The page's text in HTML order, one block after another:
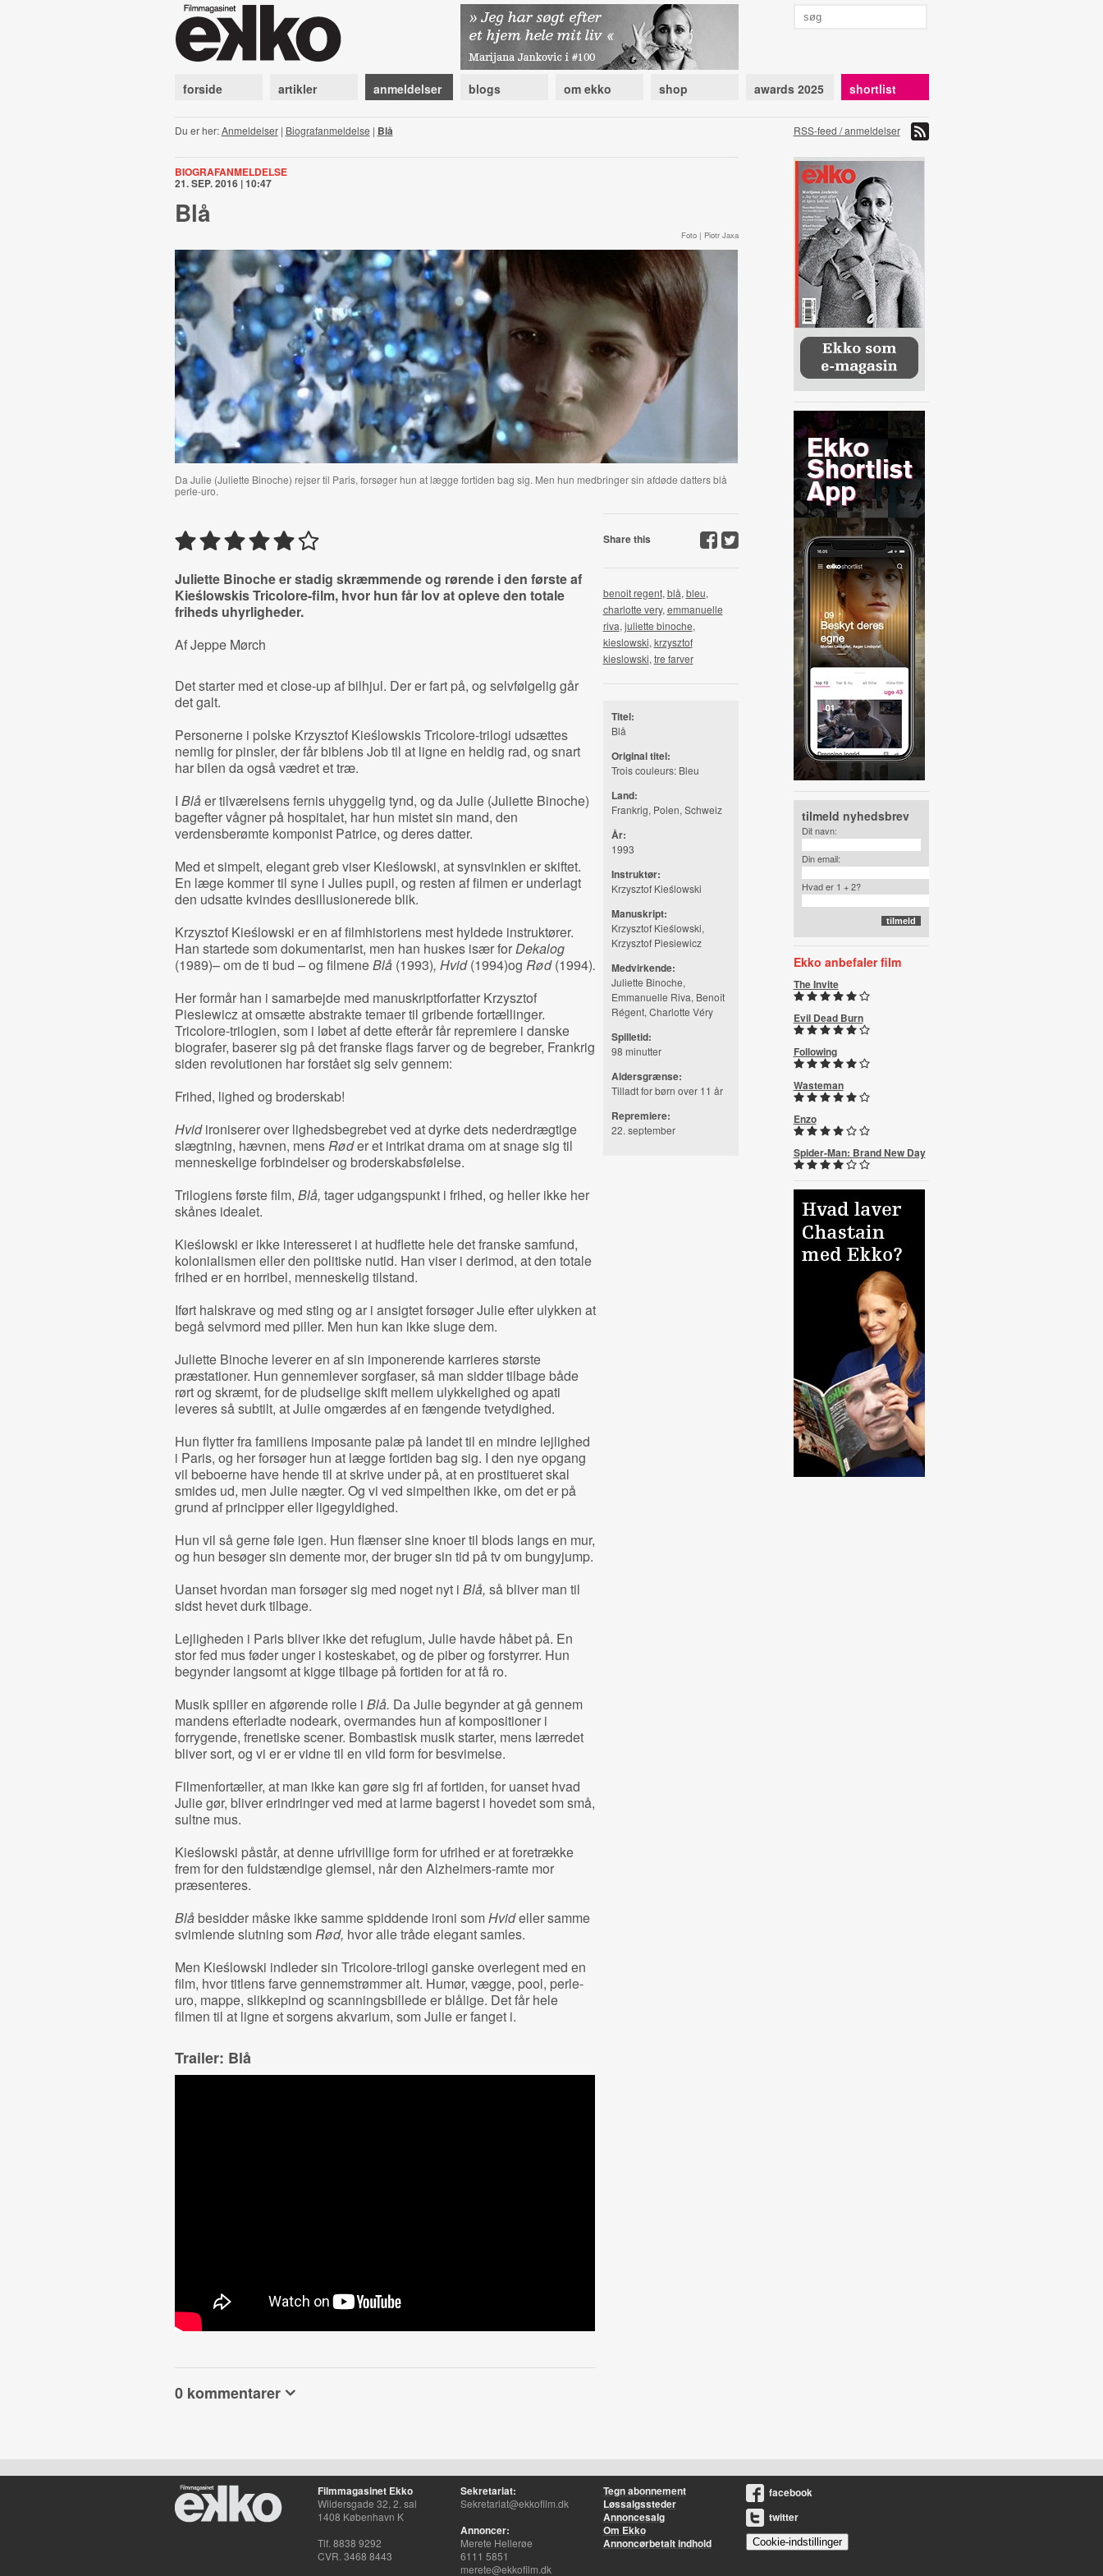
forside artikler anmeldelser blogs om ekko shop awards 2025 shortlist
Du er her:Anmeldelser| Biografanmeldelse | Blå RSS-feed / anmeldelser
BIOGRAFANMELDELSE
21. SEP. 2016 | 10:47
Blå
Foto | Piotr Jaxa
Da Julie (Juliette Binoche) rejser til Paris, forsøger hun at lægge fortiden bag sig. Men hun medbringer sin afdøde datters blå
perle-uro.
Juliette Binoche er stadig skræmmende og rørende i den første af
Kieślowskis Tricolore-film, hvor hun får lov at opleve den totale
friheds uhyrligheder.
Af Jeppe Mørch
Det starter med et close-up af bilhjul. Der er fart på, og selvfølgelig går
det galt.
Personerne i polske Krzysztof Kieślowskis Tricolore-trilogi udsættes
nemlig for pinsler, der får biblens Job til at ligne en heldig rad, og snart
har bilen da også vædret et træ.
I Blåer tilværelsens fernis uhyggelig tynd, og da Julie (Juliette Binoche)
bagefter vågner på hospitalet, har hun mistet sin mand, den
verdensberømte komponist Patrice, og deres datter.
Med et simpelt, elegant greb viser Kieślowski, at synsvinklen er skiftet.
En læge kommer til syne i Julies pupil, og resten af filmen er underlagt
den udsatte kvindes desillusionerede blik.
Krzysztof Kieślowski er en af filmhistoriens mest hyldede instruktører.
Han startede som dokumentarist, men han huskes især forDekalog
(1989)– om de ti bud ­– og filmeneBlå (1993), Hvid(1994)og Rød(1994).
Her formår han i samarbejde med manuskriptforfatter Krzysztof
Piesiewicz at omsætte abstrakte temaer til gribende fortællinger.
Tricolore-trilogien, som i løbet af dette efterår får repremiere i danske
biografer, baserer sig på det franske flags farver og de begreber, Frankrig
siden revolutionen har forstået sig selv gennem:
Frihed, lighed og broderskab!
Hvidironiserer over lighedsbegrebet ved at dyrke dets nederdrægtige
slægtning, hævnen, mensRøder et intrikat drama om at snage sig til
menneskelige forbindelser og broderskabsfølelse.
Trilogiens første film, Blå, tager udgangspunkt i frihed, og heller ikke her
skånes idealet.
Kieślowski er ikke interesseret i at hudflette hele det franske samfund,
kolonialismen eller den politiske nutid. Han viser i derimod, at den totale
frihed er en horribel, menneskelig tilstand.
Iført halskrave og med sting og ar i ansigtet forsøger Julie efter ulykken at
begå selvmord med piller. Men hun kan ikke sluge dem.
Juliette Binoche leverer en af sin imponerende karrieres største
præstationer. Hun gennemlever sorgfaser, så man sidder tilbage både
rørt og skræmt, for de pludselige skift mellem ulykkelighed og apati
leveres så subtilt, at Julie omgærdes af en fængende tvetydighed.
Hun flytter fra familiens imposante palæ på landet til en mindre lejlighed
i Paris, og her forsøger hun at lægge fortiden bag sig. I den nye opgang
vil beboerne have hende til at skrive under på, at en prostitueret skal
smides ud, men Julie nægter. Og vi ved simpelthen ikke, om det er på
grund af principper eller ligegyldighed.
Hun vil så gerne føle igen. Hun flænser sine knoer til blods langs en mur,
og hun besøger sin demente mor, der bruger sin tid på tv om bungyjump.
Uanset hvordan man forsøger sig med noget nyt i Blå, så bliver man til
sidst hevet durk tilbage.
Lejligheden i Paris bliver ikke det refugium, Julie havde håbet på. En
stor fed mus føder unger i kosteskabet, og de piber og forstyrrer. Hun
begynder langsomt at kigge tilbage på fortiden for at få ro.
Musik spiller en afgørende rolle i Blå. Da Julie begynder at gå gennem
mandens efterladte nodeark, overmandes hun af kompositioner i
forrygende, frenetiske scener. Bombastisk musik starter, mens lærredet
bliver sort, og vi er er vidne til en vild form for besvimelse.
Filmenfortæller, at man ikke kan gøre sig fri af fortiden, for uanset hvad
Julie gør, bliver erindringer ved med at larme bagerst i hovedet som små,
sultne mus.
Kieślowski påstår, at denne ufrivillige form for ufrihed er at foretrække
frem for den fuldstændige glemsel, når den Alzheimers-ramte mor
præsenteres.
Blå besidder måske ikke samme spiddende ironi somHvideller samme
svimlende slutning somRød, hvor alle tråde elegant samles.
Men Kieślowski indleder sin Tricolore-trilogi ganske overlegent med en
film, hvor titlens farve gennemstrømmer alt. Humør, vægge, pool, perle-
uro, mappe, slikkepind og scanningsbillede er blålige. Det får hele
filmen til at ligne et sorgens akvarium, som Julie er fanget i.
Trailer: Blå
0 kommentarer
Share this
benoit regent, blå, bleu,
charlotte very, emmanuelle
riva, juliette binoche,
kieslowski, krzysztof
kieslowski, tre farver
Titel:
Blå
Original titel:
Trois couleurs: Bleu
Land:
Frankrig, Polen, Schweiz
År:
1993
Instruktør:
Krzysztof Kieślowski
Manuskript:
Krzysztof Kieślowski,
Krzysztof Piesiewicz
Medvirkende:
Juliette Binoche,
Emmanuelle Riva, Benoît
Régent, Charlotte Véry
Spilletid:
98 minutter
Aldersgrænse:
Tilladt for børn over 11 år
Repremiere:
22. september
tilmeld nyhedsbrev
Dit navn:
Din email:
Hvad er 1 + 2?
Ekko anbefaler film
The Invite
Evil Dead Burn
Following
Wasteman
Enzo
Spider-Man: Brand New Day
Filmmagasinet Ekko
Wildersgade 32, 2. sal
1408 København K
Tlf. 8838 9292
CVR. 3468 8443
Sekretariat:
Sekretariat@ekkofilm.dk
Annoncer:
Merete Hellerøe
6111 5851
merete@ekkofilm.dk
Tegn abonnement
Løssalgssteder
Annoncesalg
Om Ekko
Annoncørbetalt indhold
facebook
twitter
Cookie-indstillinger